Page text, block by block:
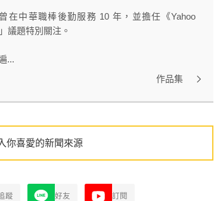
在中華職棒後勤服務 10 年，並擔任《Yahoo
議題特別關注。
...
作品集
你喜愛的新聞來源
蹤 好友 訂閱